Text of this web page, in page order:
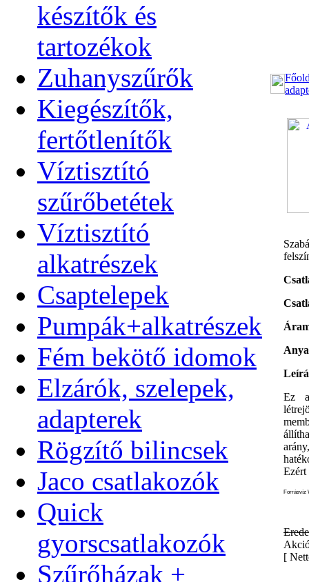
készítők és
tartozékok
Zuhanyszűrők
Kiegészítők,
fertőtlenítők
Víztisztító
szűrőbetétek
Víztisztító
alkatrészek
Csaptelepek
Pumpák+alkatrészek
Fém bekötő idomok
Elzárók, szelepek,
adapterek
Rögzítő bilincsek
Jaco csatlakozók
Quick
gyorscsatlakozók
Szűrőházak +
Ez
Ezért
Forrásvíz
[